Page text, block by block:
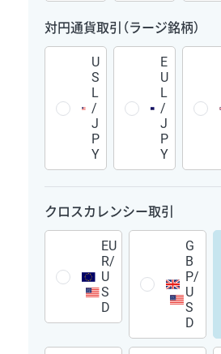
対円通貨取引（ラージ銘柄）
U
S
L
/
J
P
Y
E
U
L
/
J
P
Y
クロスカレンシー取引
EU
R/
U
S
D
G
B
P/
U
S
D